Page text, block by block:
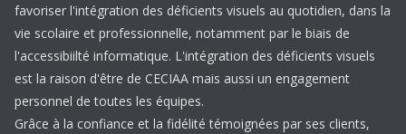
favoriser l'intégration des déficients visuels au quotidien, dans la
vie scolaire et professionnelle, notamment par le biais de
l'accessibiilté informatique. L'intégration des déficients visuels
est la raison d'être de CECIAA mais aussi un engagement
personnel de toutes les équipes.
Grâce à la confiance et la fidélité témoignées par ses clients,